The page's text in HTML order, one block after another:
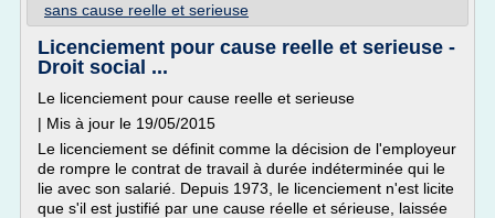
sans cause reelle et serieuse
Licenciement pour cause reelle et serieuse -
Droit social ...
Le licenciement pour cause reelle et serieuse
| Mis à jour le 19/05/2015
Le licenciement se définit comme la décision de l'employeur
de rompre le contrat de travail à durée indéterminée qui le
lie avec son salarié. Depuis 1973, le licenciement n'est licite
que s'il est justifié par une cause réelle et sérieuse, laissée